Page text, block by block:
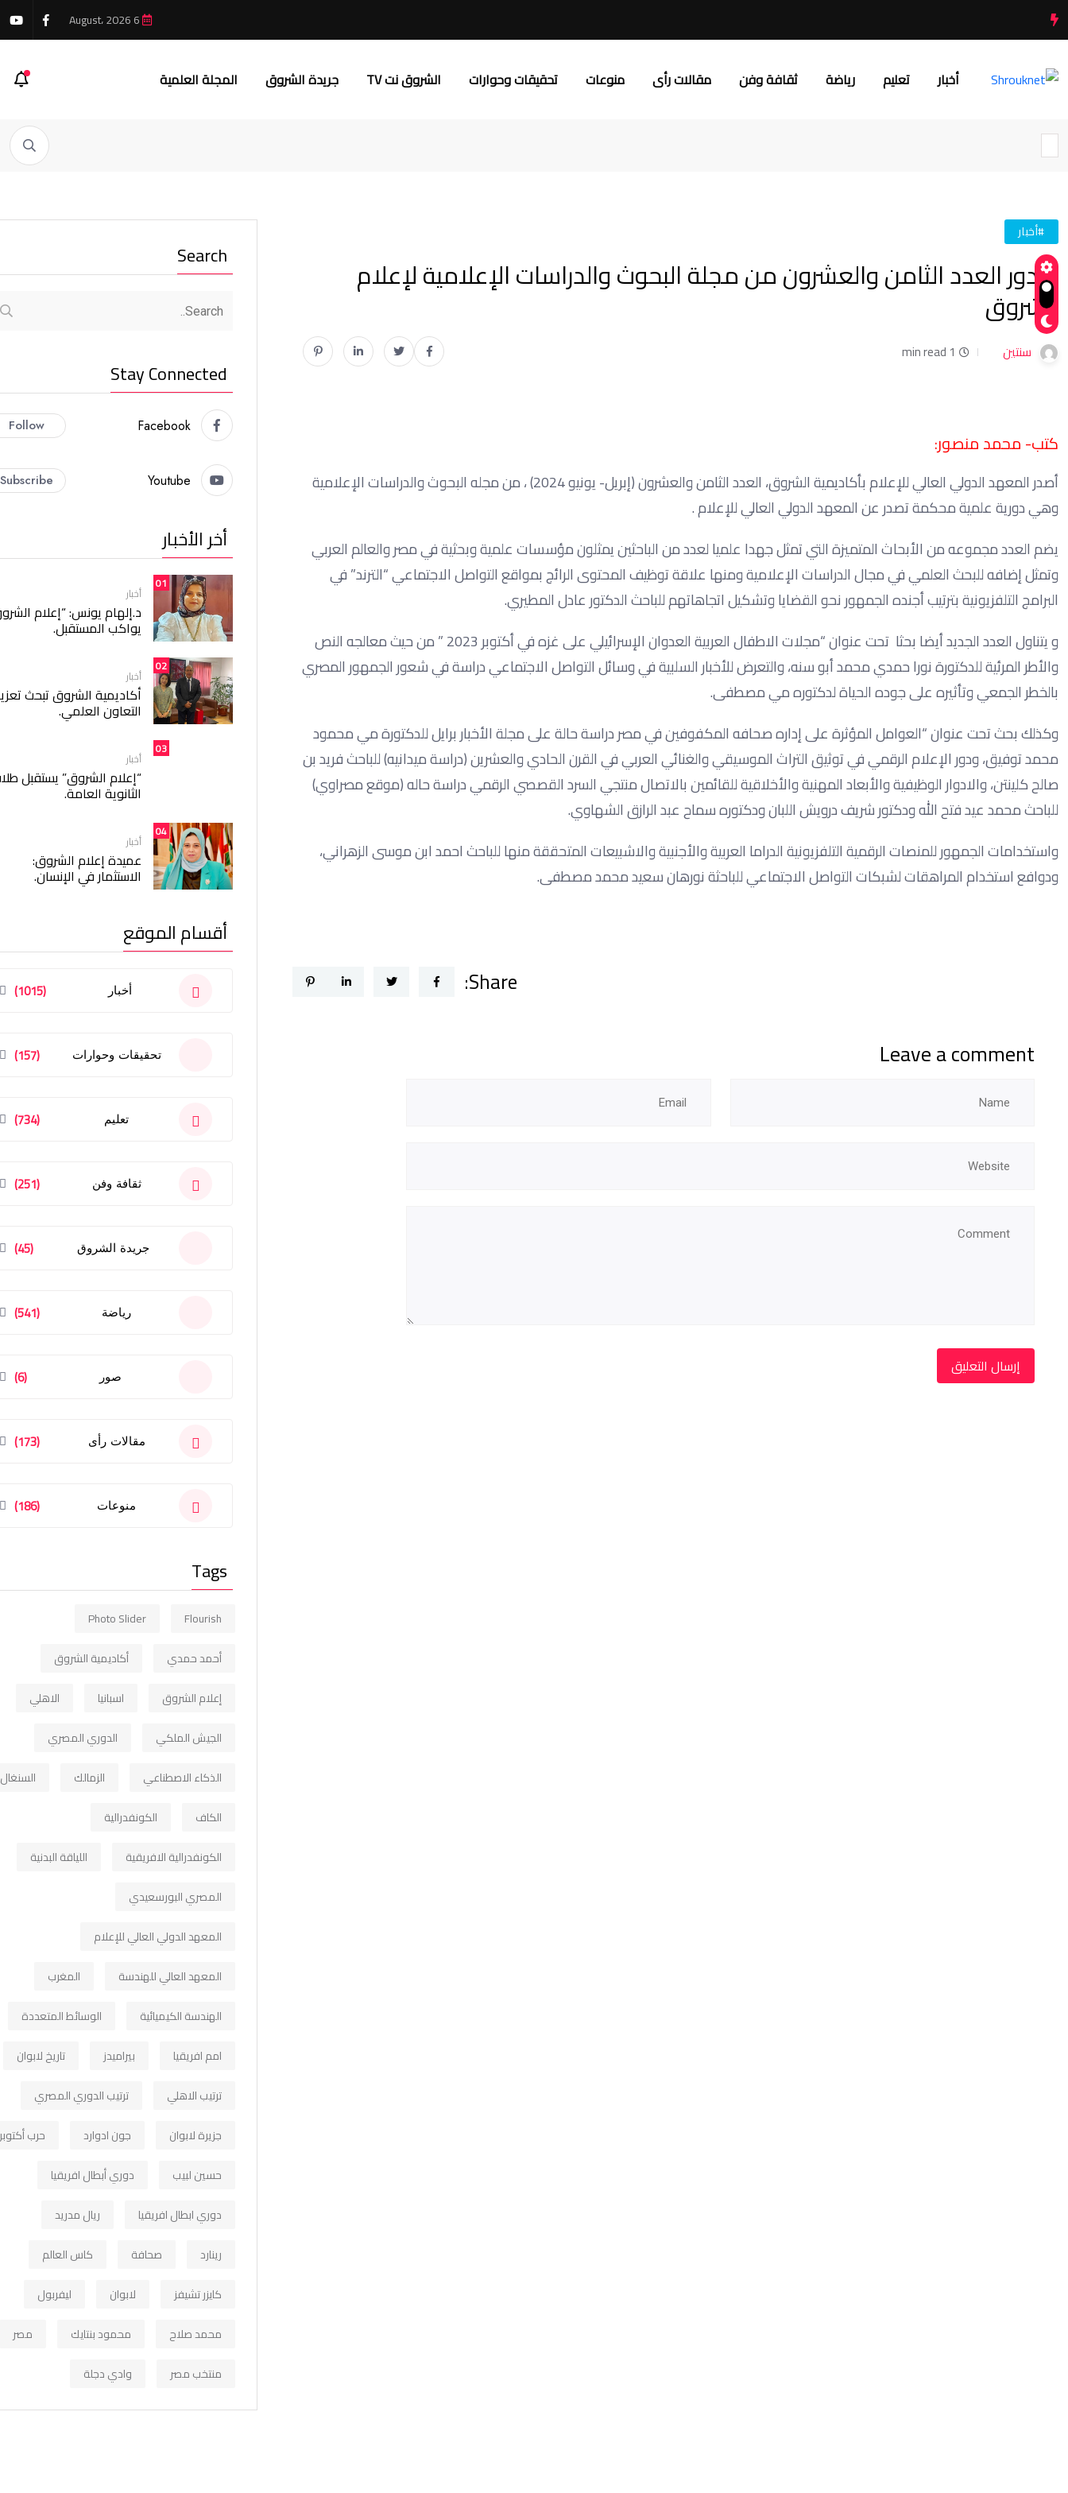
أخبار تعليم رياضة ثقافة وفن مقالات رأى منوعات تحقيقات وحوارات الشروق نت TV جريدة الشروق المجلة العلمية
#أخبار
صدور العدد الثامن والعشرون من مجلة البحوث والدراسات الإعلامية لإعلام
الشروق
سنتين 1 min read
كتب- محمد منصور:
أصدر المعهد الدولي العالي للإعلام بأكاديمية الشروق، العدد الثامن والعشرون (إبريل- يونيو 2024) ، من مجله البحوث والدراسات الإعلامية
وهي دورية علمية محكمة تصدر عن المعهد الدولي العالي للإعلام .
يضم العدد مجموعه من الأبحاث المتميزة التي تمثل جهدا علميا لعدد من الباحثين يمثلون مؤسسات علمية وبحثية في مصر والعالم العربي
وتمثل إضافه للبحث العلمي في مجال الدراسات الإعلامية ومنها علاقة توظيف المحتوى الرائج بمواقع التواصل الاجتماعي “الترند” في
البرامج التلفزيونية بترتيب أجنده الجمهور نحو القضايا وتشكيل اتجاهاتهم للباحث الدكتور عادل المطيري.
و يتناول العدد الجديد أيضا بحثا تحت عنوان “مجلات الاطفال العربية العدوان الإسرائيلي على غزه في أكتوبر 2023 ” من حيث معالجه النص
والأطر المرئية للدكتورة نورا حمدي محمد أبو سنه، والتعرض للأخبار السلبية في وسائل التواصل الاجتماعي دراسة في شعور الجمهور المصري
بالخطر الجمعي وتأثيره على جوده الحياة لدكتوره مي مصطفى.
وكذلك بحث تحت عنوان “العوامل المؤثرة على إداره صحافه المكفوفين في مصر دراسة حالة على مجلة الأخبار برايل للدكتورة مي محمود
محمد توفيق، ودور الإعلام الرقمي في توثيق التراث الموسيقي والغنائي العربي في القرن الحادي والعشرين (دراسة ميدانيه) للباحث فريد بن
صالح كلينتن، والادوار الوظيفية والأبعاد المهنية والأخلاقية للقائمين بالاتصال منتجي السرد القصصي الرقمي دراسة حاله (موقع مصراوي)
للباحث محمد عيد فتح الله ودكتور شريف درويش اللبان ودكتوره سماح عبد الرازق الشهاوي.
واستخدامات الجمهور للمنصات الرقمية التلفزيونية الدراما العربية والأجنبية والاشبيعات المتحققة منها للباحث احمد ابن موسى الزهراني،
ودوافع استخدام المراهقات لشبكات التواصل الاجتماعي للباحثة نورهان سعيد محمد مصطفى.
Share:
Leave a comment
Search
Stay Connected
Facebook
Follow
Youtube
Subscribe
أخر الأخبار
01
أخبار
د.إلهام يونس: “إعلام
يواكب المستقبل.
02
أخبار
أكاديمية الشروق تبحث
التعاون العلمي.
03
أخبار
“إعلام الشروق” يستقبل
الثانوية العامة.
04
أخبار
عميدة إعلام الشروق:
الاستثمار في الإنسان.
أقسام الموقع
أخبار (1015)
تحقيقات وحوارات (157)
تعليم (734)
ثقافة وفن (251)
جريدة الشروق (45)
رياضة (541)
صور (6)
مقالات رأى (173)
منوعات (186)
Tags
Flourish
Photo Slider
أحمد حمدي
أكاديمية الشروق
إعلام الشروق
اسبانيا
الاهلي
الجيش الملكي
الدوري المصري
الذكاء الاصطناعي
الزمالك
السنغال
الكاف
الكونفدرالية
الكونفدرالية الافريقية
اللياقة البدنية
المصري البورسعيدي
المعهد الدولي العالي للإعلام
المعهد العالي للهندسة
المغرب
الهندسة الكيميائية
الوسائط المتعددة
امم افريقيا
بيراميدز
تاريخ لابوان
ترتيب الاهلي
ترتيب الدوري المصري
جزيرة لابوان
جون ادوارد
حرب أكتوبر
حسين لبيب
دوري أبطال افريقيا
دوري ابطال افريقيا
ريال مدريد
رينارد
صحافة
كاس العالم
كايزر تشيفز
لابوان
ليفربول
محمد صلاح
محمود بنتايك
مصر
منتخب مصر
وادي دجلة